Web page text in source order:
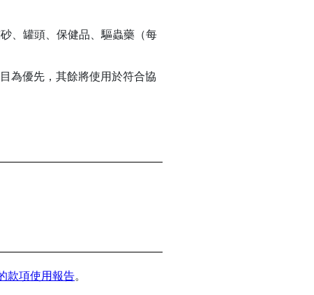
、罐頭、保健品、驅蟲藥（每
為優先，其餘將使用於符合協
款項使用報告。